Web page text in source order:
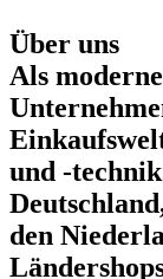
Über uns
Als
und -
den